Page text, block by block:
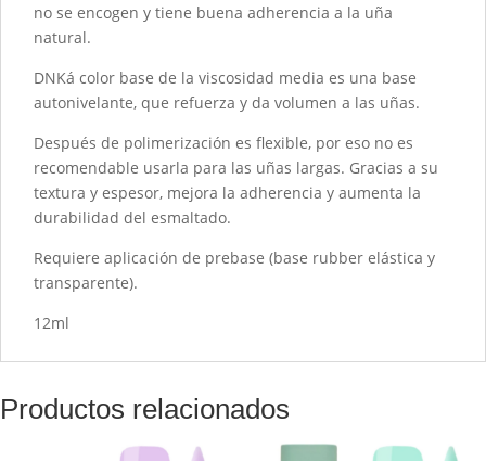
30ML
cantidad
no se encogen y tiene buena adherencia a la uña
natural.
DNKá color base de la viscosidad media es una base
autonivelante, que refuerza y da volumen a las uñas.
Después de polimerización es flexible, por eso no es
recomendable usarla para las uñas largas. Gracias a su
textura y espesor, mejora la adherencia y aumenta la
durabilidad del esmaltado.
Requiere aplicación de prebase (base rubber elástica y
transparente).
12ml
Productos relacionados